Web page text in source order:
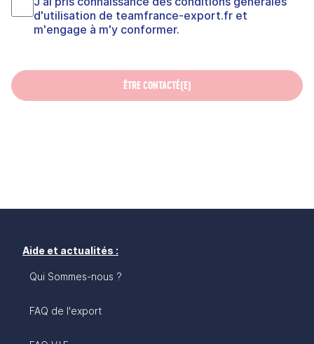
d'utilisation de teamfrance-export.fr et
m'engage à m'y conformer.
ÊTRE CONTACTÉ(E)
Aide et actualités :
Qui Sommes-nous ?
FAQ de l'export